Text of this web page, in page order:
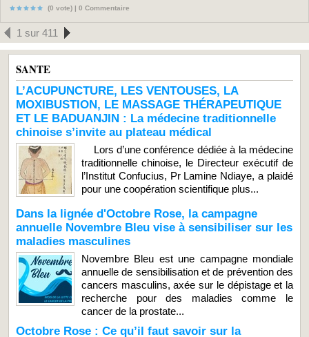
(0 vote) | 0 Commentaire
1 sur 411
SANTE
L’ACUPUNCTURE, LES VENTOUSES, LA
MOXIBUSTION, LE MASSAGE THÉRAPEUTIQUE
ET LE BADUANJIN : La médecine traditionnelle
chinoise s’invite au plateau médical
Lors d’une conférence dédiée à la médecine
traditionnelle chinoise, le Directeur exécutif de
l’Institut Confucius, Pr Lamine Ndiaye, a plaidé
pour une coopération scientifique plus...
Dans la lignée d'Octobre Rose, la campagne
annuelle Novembre Bleu vise à sensibiliser sur les
maladies masculines
Novembre Bleu est une campagne mondiale
annuelle de sensibilisation et de prévention des
cancers masculins, axée sur le dépistage et la
recherche pour des maladies comme le
cancer de la prostate...
Octobre Rose : Ce qu’il faut savoir sur la